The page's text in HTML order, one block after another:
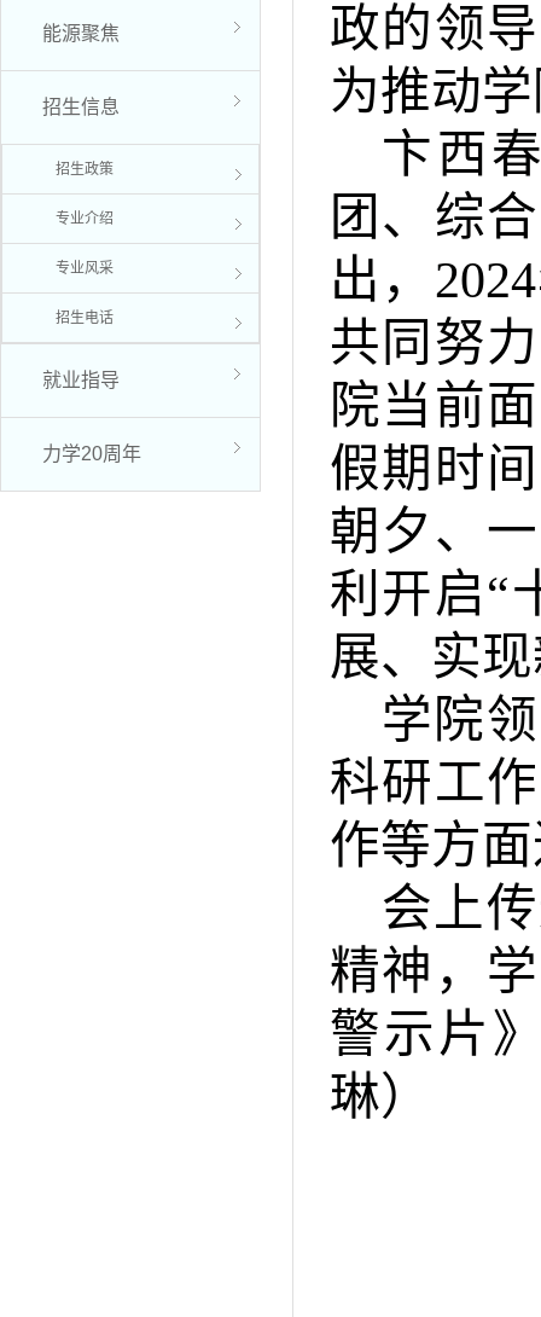
能源聚焦
招生信息
招生政策
专业介绍
专业风采
招生电话
就业指导
力学20周年
政的领
为推动
卞西
团、综
出，
共同努
院当前
假期时
朝夕、
利开启“
展、实
学院
科研工
作等方
会上
精神，
警示片
琳）